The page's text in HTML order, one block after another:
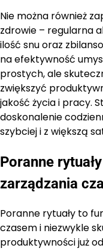
Nie można również
zdrowie – regularna
ilość snu oraz
na efektywność
prostych, ale
zwiększyć
jakość życia i pracy.
doskonalenie
szybciej i z większą
Poranne
zarządzania
Poranne rytuały to
czasem i niezwykle
produktywności już